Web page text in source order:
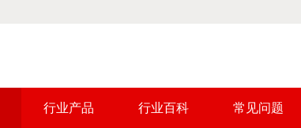
行业产品 行业百科 常见问题